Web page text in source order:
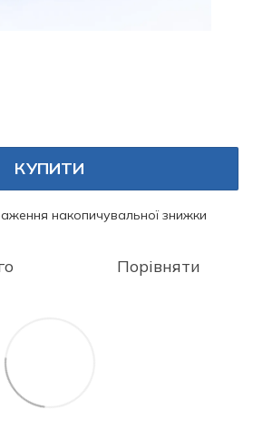
КУПИТИ
накопичувальної знижки
Порівняти